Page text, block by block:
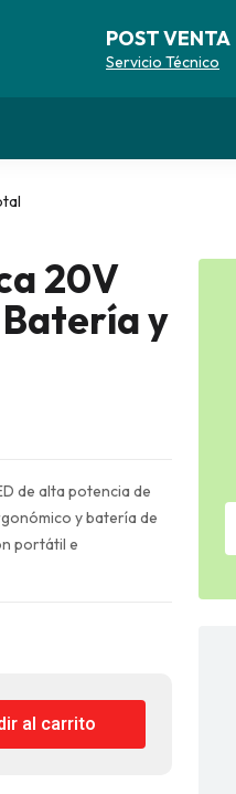
POST VENTA
Servicio Técnico
20V
y
de alta potencia de
y batería de
portátil e
al carrito